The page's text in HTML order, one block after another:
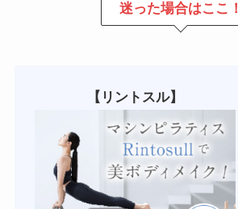
迷った場合はここ！
【リントスル】